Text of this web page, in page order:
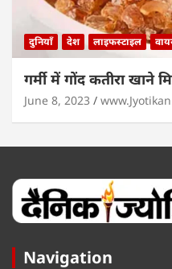
दुनियाँ देश लाइफस्टाइल
गर्मी में गोंद कतीरा खाने
June 8, 2023
Navigation